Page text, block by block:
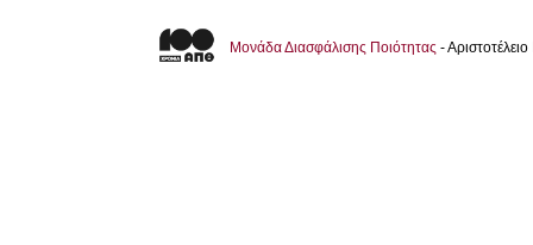
Μονάδα Διασφάλισης Ποιότητας -